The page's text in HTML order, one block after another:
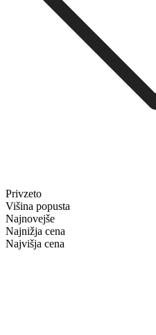
Privzeto
Višina popusta
Najnovejše
Najnižja cena
Najvišja cena